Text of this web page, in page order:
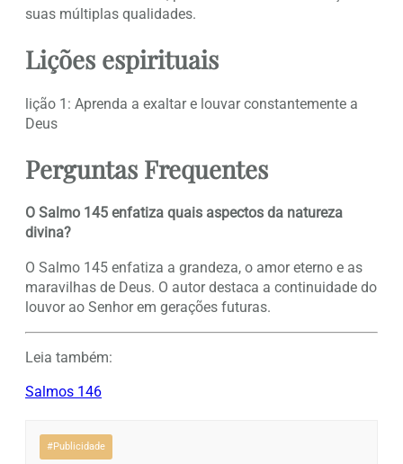
suas múltiplas qualidades.
Lições espirituais
lição 1: Aprenda a exaltar e louvar constantemente a
Deus
Perguntas Frequentes
O Salmo 145 enfatiza quais aspectos da natureza
divina?
O Salmo 145 enfatiza a grandeza, o amor eterno e as
maravilhas de Deus. O autor destaca a continuidade do
louvor ao Senhor em gerações futuras.
Leia também:
Salmos 146
#Publicidade